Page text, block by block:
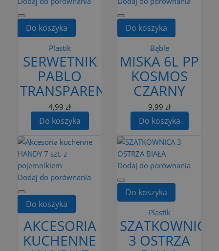
Do koszyka
Plastik
SERWETNIK
PABLO
TRANSPARENTNY
4,99 zł
Do koszyka
Do koszyka
Bąble
MISKA 6L PP
KOSMOS
CZARNY
9,99 zł
Do koszyka
Dodaj do porównania
Do koszyka
AKCESORIA
KUCHENNE
Dodaj do porównania
Do koszyka
Plastik
SZATKOWNICA
3 OSTRZA